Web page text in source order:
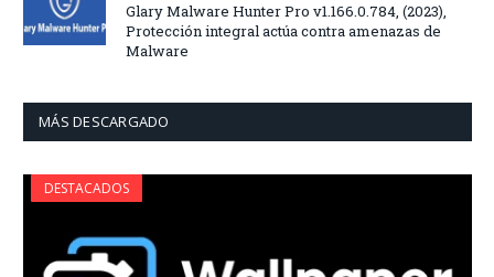
Glary Malware Hunter Pro v1.166.0.784, (2023),
Protección integral actúa contra amenazas de
Malware
MÁS DESCARGADO
DESTACADOS